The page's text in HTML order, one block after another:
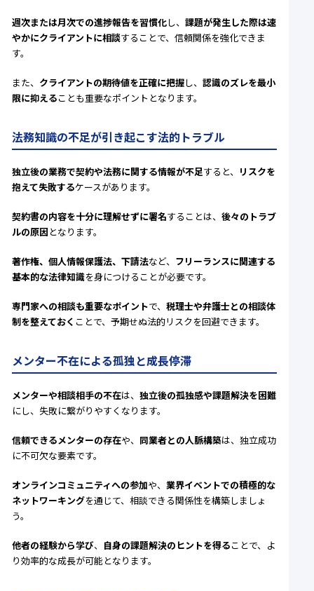
週次または月次での進捗報告を習慣化し、課題が発生した際は速
やかにクライアントに相談することで、信頼関係を強化できま
す。
また、 クライアントの期待値を正確に把握し、認識のズレを最小
限に抑えることも重要なポイントとなります。
法務知識の不足が引き起こす法的トラブル
独立後の業務で契約や法務に関する情報が不足すると、 リスクを
抱えて失敗するケースがあります。
契約書の内容を十分に理解せずに署名することは、後々のトラブ
ルの原因 となります。
著作権、個人情報保護法、下請法など、 フリーランスに関連する
基本的な法律知識を身につけることが必要です。
専門家への相談も重要なポイントで、税理士や弁護士との相談体
制を整えておく ことで、予期せぬ法的リスクを回避できます。
メンター不在による孤独と成長停滞
メンターや相談相手の不在は、独立後の孤独感や課題解決を困難
にし、失敗に繋がりやすくなります。
信頼できるメンターの存在や、 同業者との人脈構築は、独立成功
に不可欠な要素です。
オンラインコミュニティへの参加や、業界イベントでの積極的な
ネットワーキングを通じて、相談できる関係性を構築しましょ
う。
他者の経験から学び、 自身の課題解決のヒントを得ることで、よ
り効率的な成長が可能となります。